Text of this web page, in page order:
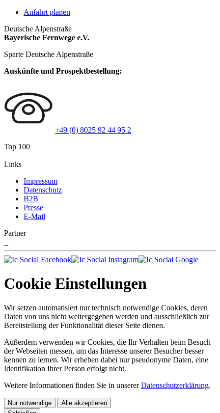
Anfahrt planen
Deutsche Alpenstraße
Bayerische Fernwege e.V.
Sparte Deutsche Alpenstraße
Auskünfte und Prospektbestellung:
+49 (0) 8025 92 44 95 2
Top 100
Links
Impressum
Datenschutz
B2B
Presse
E-Mail
Partner
Cookie Einstellungen
Wir setzen automatisiert nur technisch notwendige Cookies, deren
Daten von uns nicht weitergegeben werden und ausschließlich zur
Bereitstellung der Funktionalität dieser Seite dienen.
Außerdem verwenden wir Cookies, die Ihr Verhalten beim Besuch
der Webseiten messen, um das Interesse unserer Besucher besser
kennen zu lernen. Wir erheben dabei nur pseudonyme Daten, eine
Identifikation Ihrer Person erfolgt nicht.
Weitere Informationen finden Sie in unsererDatenschutzerklärung.
Nur notwendige
Alle akzeptieren